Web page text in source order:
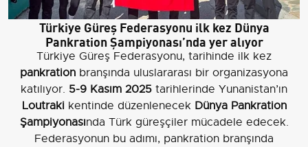
Türkiye Güreş Federasyonu ilk kez Dünya
Pankration Şampiyonası’nda yer alıyor
Türkiye Güreş Federasyonu, tarihinde ilk kez
pankration branşında uluslararası bir organizasyona
katılıyor. 5-9 Kasım 2025 tarihlerinde Yunanistan’ın
Loutrakikentinde düzenlenecek Dünya Pankration
Şampiyonasında Türk güreşçiler mücadele edecek.
Federasyonun bu adımı, pankration branşında